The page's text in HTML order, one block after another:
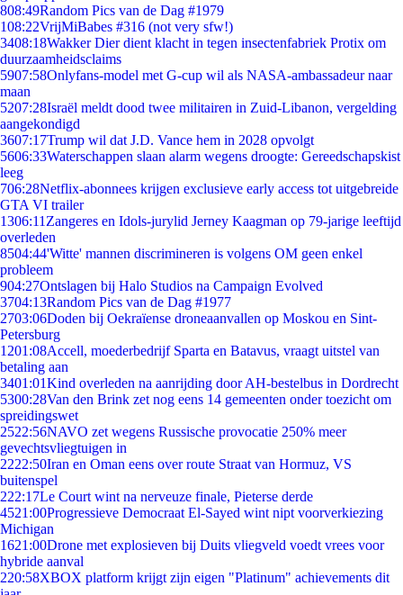
808:49Random Pics van de Dag #1979
108:22VrijMiBabes #316 (not very sfw!)
3408:18Wakker Dier dient klacht in tegen insectenfabriek Protix om
duurzaamheidsclaims
5907:58Onlyfans-model met G-cup wil als NASA-ambassadeur naar
maan
5207:28Israël meldt dood twee militairen in Zuid-Libanon, vergelding
aangekondigd
3607:17Trump wil dat J.D. Vance hem in 2028 opvolgt
5606:33Waterschappen slaan alarm wegens droogte: Gereedschapskist
leeg
706:28Netflix-abonnees krijgen exclusieve early access tot uitgebreide
GTA VI trailer
1306:11 Zangeres en Idols-jurylid Jerney Kaagman op 79-jarige leeftijd
overleden
8504:44'Witte' mannen discrimineren is volgens OM geen enkel
probleem
904:27Ontslagen bij Halo Studios na Campaign Evolved
3704:13Random Pics van de Dag #1977
2703:06Doden bij Oekraïense droneaanvallen op Moskou en Sint-
Petersburg
1201:08Accell, moederbedrijf Sparta en Batavus, vraagt uitstel van
betaling aan
3401:01Kind overleden na aanrijding door AH-bestelbus in Dordrecht
5300:28Van den Brink zet nog eens 14 gemeenten onder toezicht om
spreidingswet
2522:56NAVO zet wegens Russische provocatie 250% meer
gevechtsvliegtuigen in
2222:50Iran en Oman eens over route Straat van Hormuz, VS
buitenspel
222:17Le Court wint na nerveuze finale, Pieterse derde
4521:00Progressieve Democraat El-Sayed wint nipt voorverkiezing
Michigan
1621:00Drone met explosieven bij Duits vliegveld voedt vrees voor
hybride aanval
220:58XBOX platform krijgt zijn eigen "Platinum" achievements dit